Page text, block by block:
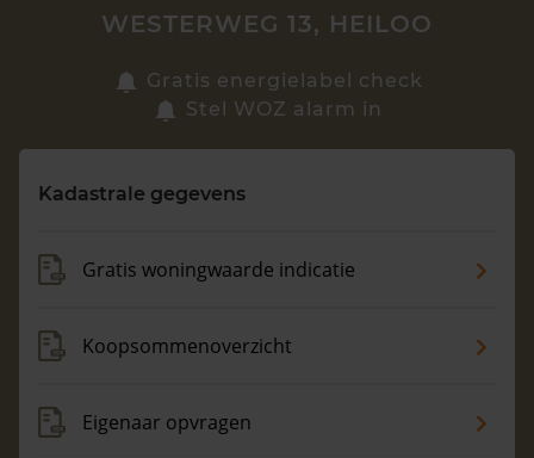
Zoek een woning
Maandag t/m vrijdag - 08:00 -18:00
WESTERWEG 13, HEILOO
Gratis energielabel check
Stel WOZ alarm in
Kadastrale gegevens
Gratis woningwaarde indicatie
Koopsommenoverzicht
Eigenaar opvragen